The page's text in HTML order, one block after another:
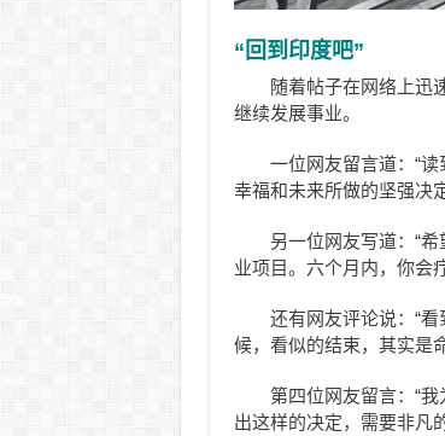
“回到印度吧”
随着帖子在网络上迅
继续发展事业。
一位网友留言道：“
幸福和未来所做的坚强决
另一位网友写道：“
业项目。六个月内，你会
还有网友评论说：“
候，看似的结束，其实
第四位网友留言：“
出这样的决定，需要非凡